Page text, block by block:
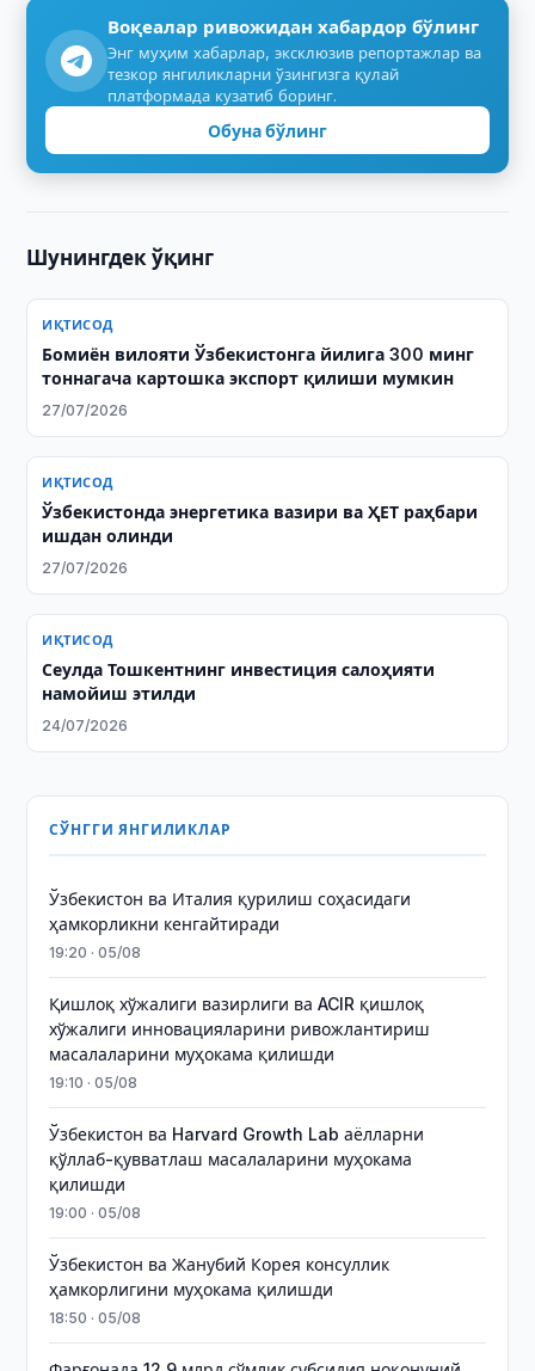
Воқеалар ривожидан хабардор бўлинг
Энг муҳим хабарлар, эксклюзив репортажлар ва
тезкор янгиликларни ўзингизга қулай
платформада кузатиб боринг.
Обуна бўлинг
Шунингдек ўқинг
ИҚТИСОД
Бомиён вилояти Ўзбекистонга йилига 300 минг
тоннагача картошка экспорт қилиши мумкин
27/07/2026
ИҚТИСОД
Ўзбекистонда энергетика вазири ва ҲЕТ раҳбари
ишдан олинди
27/07/2026
ИҚТИСОД
Сеулда Тошкентнинг инвестиция салоҳияти
намойиш этилди
24/07/2026
СЎНГГИ ЯНГИЛИКЛАР
Ўзбекистон ва Италия қурилиш соҳасидаги
ҳамкорликни кенгайтиради
19:20 · 05/08
Қишлоқ хўжалиги вазирлиги ва ACIR қишлоқ
хўжалиги инновацияларини ривожлантириш
масалаларини муҳокама қилишди
19:10 · 05/08
Ўзбекистон ва Harvard Growth Lab аёлларни
қўллаб-қувватлаш масалаларини муҳокама
қилишди
19:00 · 05/08
Ўзбекистон ва Жанубий Корея консуллик
ҳамкорлигини муҳокама қилишди
18:50 · 05/08